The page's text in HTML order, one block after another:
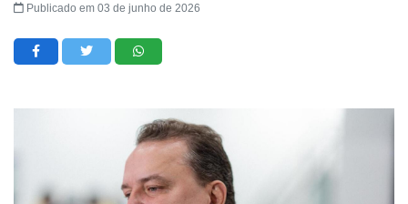
Publicado em 03 de junho de 2026